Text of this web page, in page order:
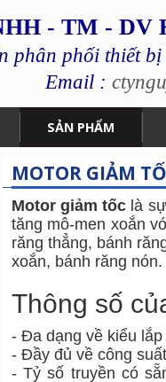
- TM -
phân phối thiết
Email :
SẢN PHẨM
MOTOR GIẢM
Motor giảm tốc là
tăng mô-men xoắn
răng thẳng, bánh
xoắn, bánh răng nón.
Thông số
- Đa dạng về kiểu
- Đầy đủ về công
- Tỷ số truyền có